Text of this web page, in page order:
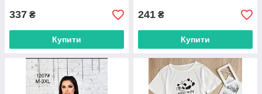
337 ₴
Купити
241 ₴
Купити